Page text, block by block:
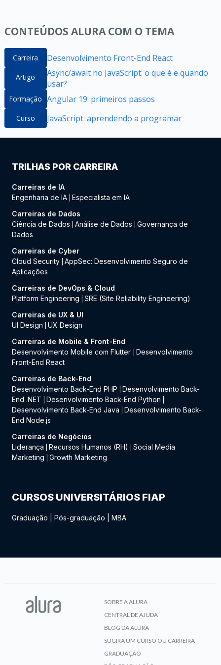
CONTEÚDOS ALURA COM O TEMA
Carreira Desenvolvimento Front-End React
Artigo
Async/await no JavaScript: o que é e quando
usar?
Formação Angular 19: primeiros passos
Curso JavaScript: aprendendo a programar
TRILHAS POR CARREIRA
Carreiras de IA
Engenharia de IA Especialista em IA
Carreiras de Dados
Ciência de Dados
Análise de Dados
Governança de
Dados
Carreiras de Cyber
Cloud Security AppSec: Desenvolvimento Seguro de
Aplicações
Carreiras de DevOps & Cloud
Platform Engineering
SRE (Site Reliability Engineering)
Carreiras de UX & UI
UI Design
UX Design
Carreiras de Mobile & Front-End
Desenvolvimento Mobile com Flutter
Desenvolvimento
Front-End React
Carreiras de Back-End
Desenvolvimento Back-End PHP
Desenvolvimento Back-
End .NET
Desenvolvimento Back-End Python
Desenvolvimento Back-End Java
Desenvolvimento Back-
End Node.js
Carreiras de Negócios
Liderança
Recursos Humanos (RH)
Social Media
Marketing
Growth Marketing
CURSOS UNIVERSITÁRIOS FIAP
Graduação Pós-graduação MBA
SOBRE A ALURA
CENTRAL DE AJUDA
BLOG DA ALURA
SUGIRA UM CURSO OU CARREIRA
GRADUAÇÃO